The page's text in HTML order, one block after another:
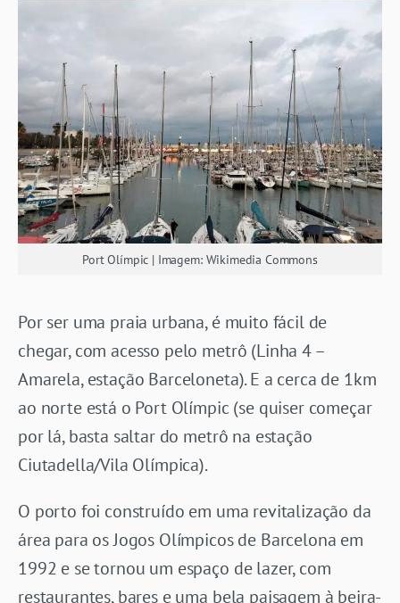
Port Olímpic | Imagem: Wikimedia Commons
Por ser uma praia urbana, é muito fácil de
chegar, com acesso pelo metrô (Linha 4 –
Amarela, estação Barceloneta). E a cerca de 1km
ao norte está o Port Olímpic (se quiser começar
por lá, basta saltar do metrô na estação
Ciutadella/Vila Olímpica).
O porto foi construído em uma revitalização da
área para os Jogos Olímpicos de Barcelona em
1992 e se tornou um espaço de lazer, com
restaurantes, bares e uma bela paisagem à beira-